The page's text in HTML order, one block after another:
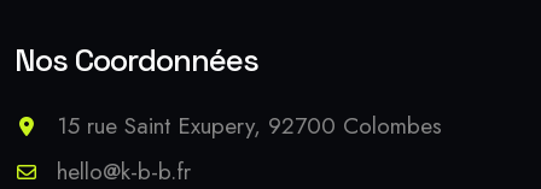
Nos Coordonnées
15 rue Saint Exupery, 92700 Colombes
hello@k-b-b.fr